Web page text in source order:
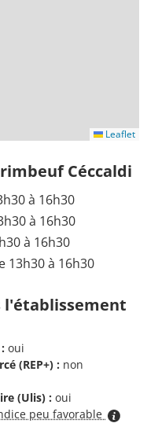
Leaflet
Céccaldi
à 16h30
à 16h30
à 16h30
13h30 à 16h30
l'établissement
oui
(REP+) : non
(Ulis) : oui
peu favorable